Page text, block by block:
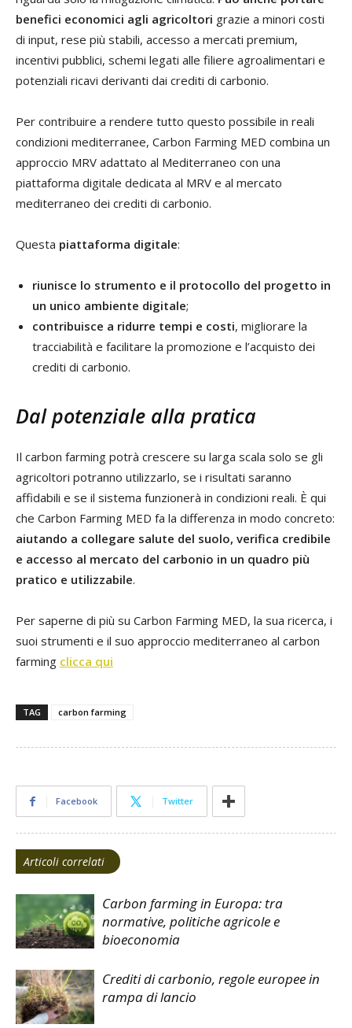
benefici economici agli agricoltori grazie a minori costi
di input, rese più stabili, accesso a mercati premium,
incentivi pubblici, schemi legati alle filiere agroalimentari e
potenziali ricavi derivanti dai crediti di carbonio.
Per contribuire a rendere tutto questo possibile in reali
condizioni mediterranee, Carbon Farming MED combina un
approccio MRV adattato al Mediterraneo con una
piattaforma digitale dedicata al MRV e al mercato
mediterraneo dei crediti di carbonio.
Questa piattaforma digitale:
riunisce lo strumento e il protocollo del progetto in
un unico ambiente digitale;
contribuisce a ridurre tempi e costi, migliorare la
tracciabilità e facilitare la promozione e l’acquisto dei
crediti di carbonio.
Dal potenziale alla pratica
Il carbon farming potrà crescere su larga scala solo se gli
agricoltori potranno utilizzarlo, se i risultati saranno
affidabili e se il sistema funzionerà in condizioni reali. È qui
che Carbon Farming MED fa la differenza in modo concreto:
aiutando a collegare salute del suolo, verifica credibile
e accesso al mercato del carbonio in un quadro più
pratico e utilizzabile.
Per saperne di più su Carbon Farming MED, la sua ricerca, i
suoi strumenti e il suo approccio mediterraneo al carbon
farming clicca qui
TAG carbon farming
Facebook Twitter
Articoli correlati
Carbon farming in Europa: tra
normative, politiche agricole e
bioeconomia
Crediti di carbonio, regole europee in
rampa di lancio